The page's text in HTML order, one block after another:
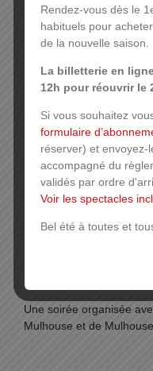
métrages
Passez du côté des
sont proposés :Vagues à
projeté en exclusivité.
Pitch: dans un avenir
condamnée. Les plus
pour une station
une petite poignée
peut-être pas tout à fait
Une soirée organisée
Mulhouse et de
Rendez-vous dès le
habituels pour
de la nouvelle saison.
La billetterie en
12h pour réouvrir le
Si vous souhaitez
formulaire
réserver) et envoyez-
accompagné du
validés par ordre
Voir les spectacles
Bel été à toutes et